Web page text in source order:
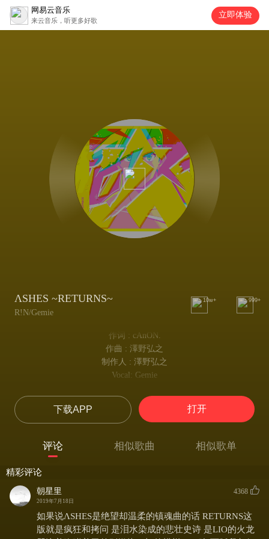
网易云音乐
来云音乐，听更多好歌
立即体验
ΛSHES ~RETURNS~
R!N/Gemie
10w+ 999+
作词 : cAnON.
作曲 : 澤野弘之
制作人 : 澤野弘之
Vocal: Gemie
我听到从炎火中传来的信号
I am like a torch flickering in the wind as the saying goes
失去了所有珍爱之物
I'd rather rise from here
我该就此起身
下载APP 打开
评论 相似歌曲 相似歌单
精彩评论
朝星里
2019年7月18日
4368
如果说ΛSHES是绝望却温柔的镇魂曲的话 RETURNS这
版就是疯狂和拷问 是泪水染成的悲壮史诗 是LIO的火龙